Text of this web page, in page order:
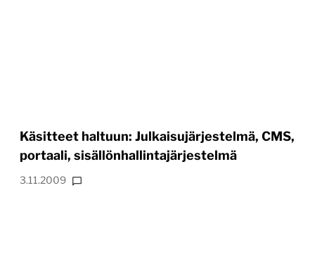
Käsitteet haltuun: Julkaisujärjestelmä, CMS,
portaali, sisällönhallintajärjestelmä
3.11.2009